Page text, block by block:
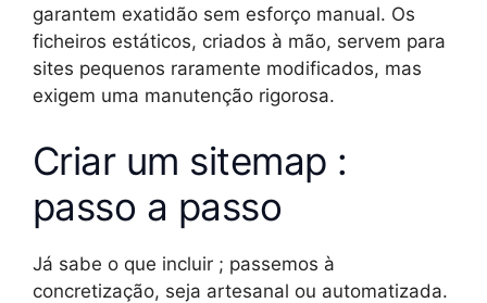
garantem exatidão sem esforço manual. Os
ficheiros estáticos, criados à mão, servem para
sites pequenos raramente modificados, mas
exigem uma manutenção rigorosa.
Criar um sitemap :
passo a passo
Já sabe o que incluir ; passemos à
concretização, seja artesanal ou automatizada.